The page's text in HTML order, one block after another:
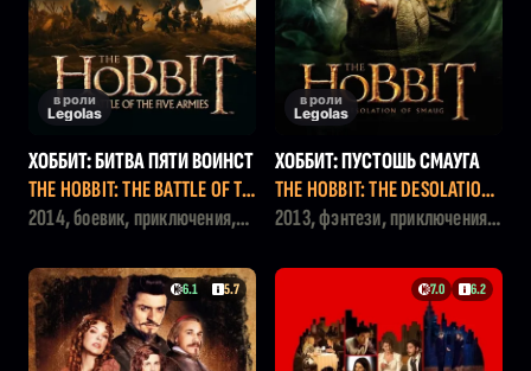
в роли
Legolas
ХОББИТ: БИТВА ПЯТИ ВОИНСТ
В
THE HOBBIT: THE BATTLE OF TH
E FIVE ARMIES
2014, боевик, приключения,
в роли
Legolas
ХОББИТ: ПУСТОШЬ СМАУГА
THE HOBBIT: THE DESOLATION
OF SMAUG
2013, фэнтези, приключения,
6.1 5.7 7.0 6.2